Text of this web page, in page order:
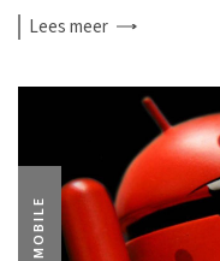
Leesmeer
MOBILE